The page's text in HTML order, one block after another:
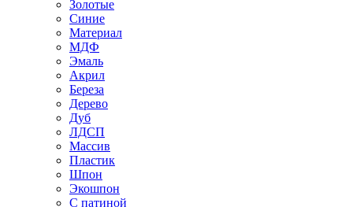
Золотые
Синие
Материал
МДФ
Эмаль
Акрил
Береза
Дерево
Дуб
ЛДСП
Массив
Пластик
Шпон
Экошпон
С патиной